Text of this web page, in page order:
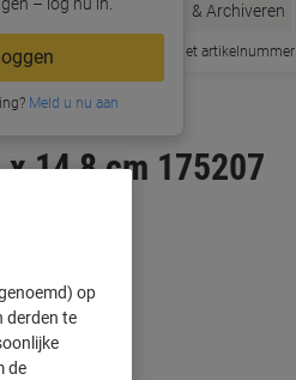
Meld u nu aan
& Archiveren
Snel bestellen met artikelnummer
x 14,8 cm 175207
op
derden te
de